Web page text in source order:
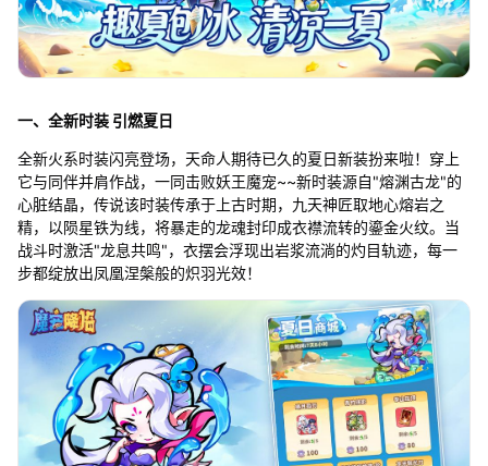
一、全新时装 引燃夏日
全新火系时装闪亮登场，天命人期待已久的夏日新装扮来啦！穿上
它与同伴并肩作战，一同击败妖王魔宠~~新时装源自"熔渊古龙"的
心脏结晶，传说该时装传承于上古时期，九天神匠取地心熔岩之
精，以陨星铁为线，将暴走的龙魂封印成衣襟流转的鎏金火纹。当
战斗时激活"龙息共鸣"，衣摆会浮现出岩浆流淌的灼目轨迹，每一
步都绽放出凤凰涅槃般的炽羽光效！